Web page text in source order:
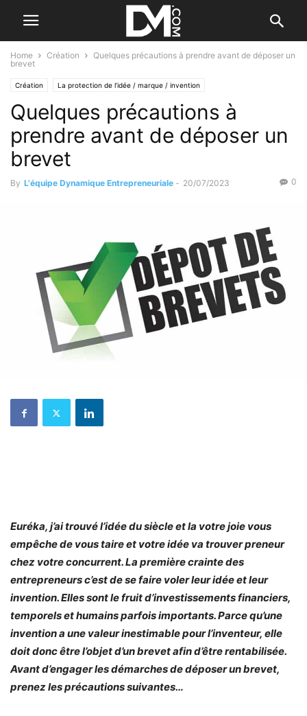
Home Création
Quelques précautions à prendre avant de déposer un
brevet
Création La protection de l’idée / marque / invention
Quelques précautions à
prendre avant de déposer un
brevet
By L'équipe Dynamique Entrepreneuriale - 20/07/2023 0
Euréka, j’ai trouvé l’idée du siècle et la votre joie vous
empêche de vous taire et votre idée va trouver preneur
chez votre concurrent. La première crainte des
entrepreneurs c’est de se faire voler leur idée et leur
invention. Elles sont le fruit d’investissements financiers,
temporels et humains parfois importants. Parce qu’une
invention a une valeur inestimable pour l’inventeur, elle
doit donc être l’objet d’un brevet afin d’être rentabilisée.
Avant d’engager les démarches de déposer un brevet,
prenez les précautions suivantes…